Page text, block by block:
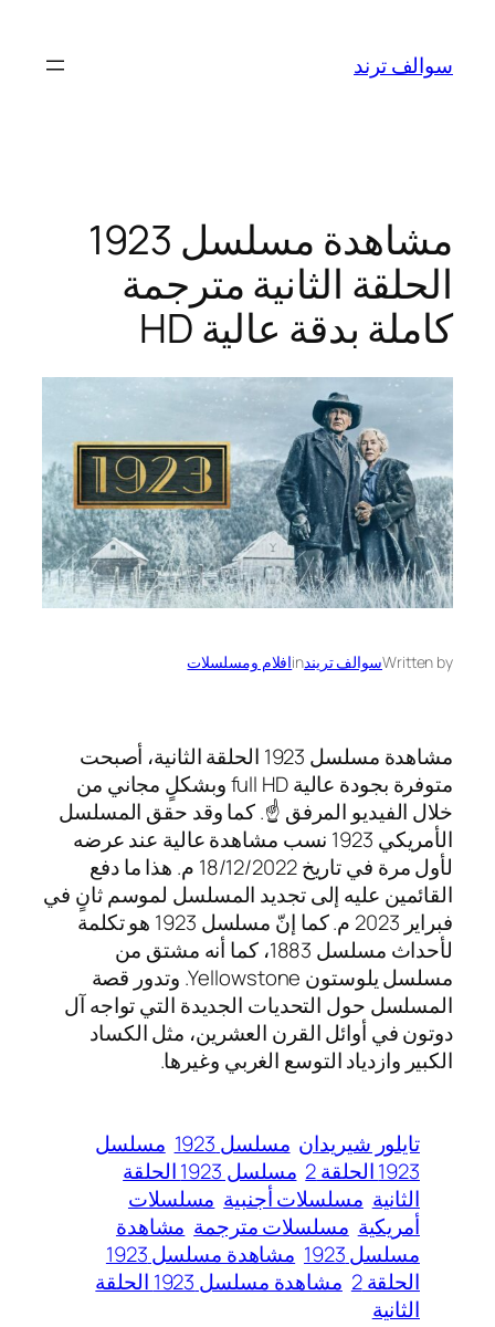
المحتوى
سوالف ترند
مشاهدة مسلسل 1923
الحلقة الثانية مترجمة
كاملة بدقة عالية HD
Written byسوالف تريندinافلام ومسلسلات
مشاهدة مسلسل 1923 الحلقة الثانية، أصبحت
متوفرة بجودة عالية full HD وبشكلٍ مجاني من
خلال الفيديو المرفق ☝️. كما وقد حقق المسلسل
الأمريكي 1923 نسب مشاهدة عالية عند عرضه
لأول مرة في تاريخ 18/12/2022 م. هذا ما دفع
القائمين عليه إلى تجديد المسلسل لموسم ثانٍ في
فبراير 2023 م. كما إنّ مسلسل 1923 هو تكلمة
لأحداث مسلسل 1883، كما أنه مشتق من
مسلسل يلوستون Yellowstone. وتدور قصة
المسلسل حول التحديات الجديدة التي تواجه آل
دوتون في أوائل القرن العشرين، مثل الكساد
الكبير وازدياد التوسع الغربي وغيرها.
تايلور شيريدان مسلسل 1923
مسلسل
1923 الحلقة 2
مسلسل 1923 الحلقة
الثانية مسلسلات أجنبية مسلسلات
أمريكية مسلسلات مترجمة مشاهدة
مسلسل 1923
مشاهدة مسلسل 1923
الحلقة 2
مشاهدة مسلسل 1923 الحلقة
الثانية